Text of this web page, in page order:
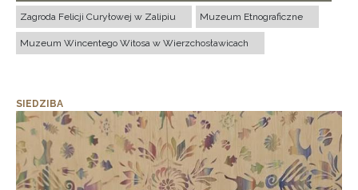
Zagroda Felicji Curyłowej w Zalipiu Muzeum Etnograficzne
Muzeum Wincentego Witosa w Wierzchosławicach
SIEDZIBA